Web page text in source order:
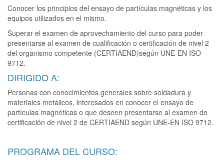
Conocer los principios del ensayo de partículas magnéticas y los
equipos utilizados en el mismo.
Superar el examen de aprovechamiento del curso para poder
presentarse al examen de cualificación o certificación de nivel 2
del organismo competente (CERTIAEND)según UNE-EN ISO
9712.
DIRIGIDO A:
Personas con conocimientos generales sobre soldadura y
materiales metálicos, interesados en conocer el ensayo de
partículas magnéticas o que deseen presentarse al examen de
certificación de nivel 2 de CERTIAEND según UNE-EN ISO 9712.
PROGRAMA DEL CURSO: